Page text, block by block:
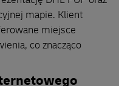
mapie. Klient
miejsce
co znacząco